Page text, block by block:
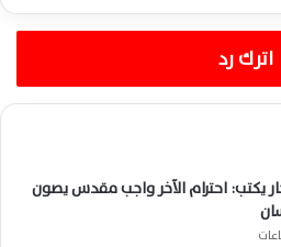
اترك رد
يكتب: احترام الآخر واجب مقدس يصون